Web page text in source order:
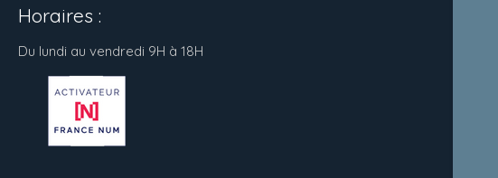
Horaires :
Du lundi au vendredi 9H à 18H